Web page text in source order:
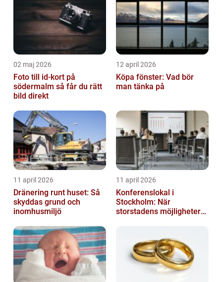
02 maj 2026
Foto till id-kort på
södermalm så får du rätt
bild direkt
12 april 2026
Köpa fönster: Vad bör
man tänka på
11 april 2026
Dränering runt huset: Så
skyddas grund och
inomhusmiljö
11 april 2026
Konferenslokal i
Stockholm: När
storstadens möjligheter